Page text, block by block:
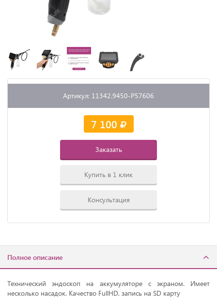
Артикул: 11342.9450-P57606
7 100
Заказать
Купить в 1 клик
Консультация
Полное описание
Технический эндоскоп на аккумуляторе с экраном. Имеет
несколько насадок. Качество FullHD, запись на SD карту